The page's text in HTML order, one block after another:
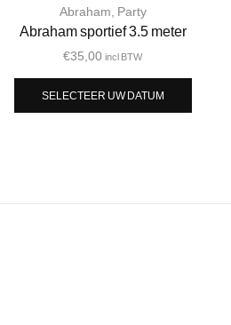
Abraham Party
Abraham sportief 3.5 meter
€35,00 incl BTW
SELECTEER UW DATUM